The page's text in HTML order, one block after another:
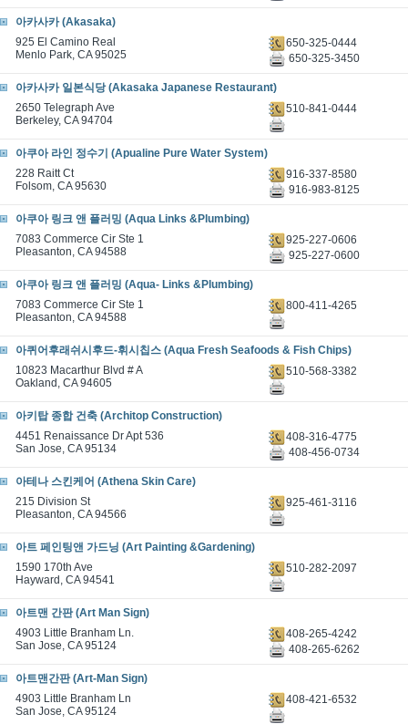
아카사카 (Akasaka)
925 El Camino Real
Menlo Park, CA 95025
650-325-0444
650-325-3450
아카사카 일본식당 (Akasaka Japanese Restaurant)
2650 Telegraph Ave
Berkeley, CA 94704
510-841-0444
아쿠아 라인 정수기 (Apualine Pure Water System)
228 Raitt Ct
Folsom, CA 95630
916-337-8580
916-983-8125
아쿠아 링크 앤 플러밍 (Aqua Links &Plumbing)
7083 Commerce Cir Ste 1
Pleasanton, CA 94588
925-227-0606
925-227-0600
아쿠아 링크 앤 플러밍 (Aqua- Links &Plumbing)
7083 Commerce Cir Ste 1
Pleasanton, CA 94588
800-411-4265
아퀴어후래쉬시후드-휘시칩스 (Aqua Fresh Seafoods & Fish Chips)
10823 Macarthur Blvd # A
Oakland, CA 94605
510-568-3382
아키탑 종합 건축 (Architop Construction)
4451 Renaissance Dr Apt 536
San Jose, CA 95134
408-316-4775
408-456-0734
아테나 스킨케어 (Athena Skin Care)
215 Division St
Pleasanton, CA 94566
925-461-3116
아트 페인팅앤 가드닝 (Art Painting &Gardening)
1590 170th Ave
Hayward, CA 94541
510-282-2097
아트맨 간판 (Art Man Sign)
4903 Little Branham Ln.
San Jose, CA 95124
408-265-4242
408-265-6262
아트맨간판 (Art-Man Sign)
4903 Little Branham Ln
San Jose, CA 95124
408-421-6532